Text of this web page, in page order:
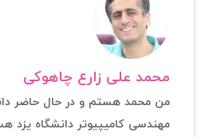
محمد علی زارع چاهوکی
من محمد هستم و در حال حاضر